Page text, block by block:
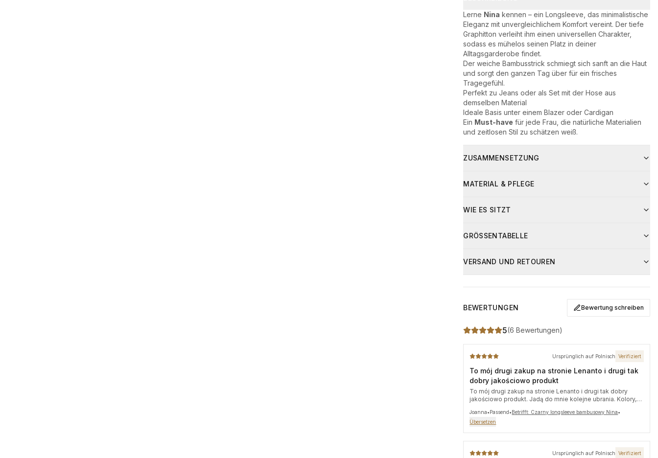
Lerne Nina kennen – ein Longsleeve, das minimalistische
Eleganz mit unvergleichlichem Komfort vereint. Der tiefe
Graphitton verleiht ihm einen universellen Charakter,
sodass es mühelos seinen Platz in deiner
Alltagsgarderobe findet.
Der weiche Bambusstrick schmiegt sich sanft an die Haut
und sorgt den ganzen Tag über für ein frisches
Tragegefühl.
Perfekt zu Jeans oder als Set mit der Hose aus
demselben Material
Ideale Basis unter einem Blazer oder Cardigan
Ein Must-have für jede Frau, die natürliche Materialien
und zeitlosen Stil zu schätzen weiß.
ZUSAMMENSETZUNG
94% Bambus
Bei max. 30°C waschen
Bei niedriger Temperatur bügeln
MATERIAL & PFLEGE
Material
Pflege
Prać w temperaturze maks. 30°C, nie wybielać. Prasować
WIE ES SITZT
GRÖSSENTABELLE
Nachfolgend findest du die genauen Maße:
Größe Brustumfang Taillenumfang Gesamtlänge
M 55 cm 65 cm
L 57 cm 57 cm
VERSAND UND RETOUREN
BEWERTUNGEN Bewertung schreiben
5(6 Bewertungen)
Ursprünglich auf Polnisch Verifiziert
To mój drugi zakup na stronie Lenanto i drugi tak
dobry jakościowo produkt
To mój drugi zakup na stronie Lenanto i drugi tak dobry
jakościowo produkt. Jadą do mnie kolejne ubrania. Kolory,
się nie spiera, nie kurczy w praniu. Wysyłka niemalże
ekspresowa. Bardzo polecam sklep.
Joanna•Passend•Betrifft: Czarny longsleeve bambusowy Nina•
Übersetzen
Ursprünglich auf Polnisch Verifiziert